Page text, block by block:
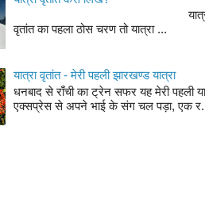
यात्रा वृतांत लेखन के
वृतांत का पहला ठोस चरण तो यात्रा ...
यात्रा वृतांत - मेरी पहली झारखण्ड यात्रा
धनबाद से राँची का ट्रेन सफर यह मेरी पहली
एक्सप्रेस से अपने भाई के संग चल पड़ा, एक